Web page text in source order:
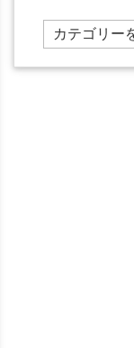
カ
テ
ゴ